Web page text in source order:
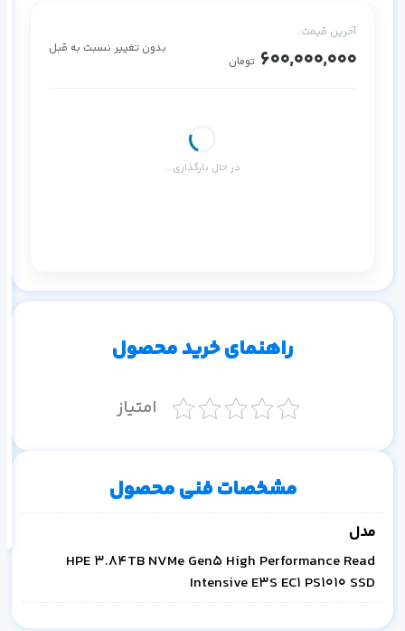
آخرین قیمت:
600,000,000 تومان
بدون تغییر نسبت به قبل
در حال بارگذاری...
۳ ماه ۶ ماه ۱ سال
راهنمای خرید محصول
امتیاز
مشخصات فنی محصول
مدل
HPE 3.84TB NVMe Gen5 High Performance Read
Intensive E3S EC1 PS1010 SSD